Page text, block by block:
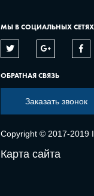
МЫ В СОЦИАЛЬНЫХ СЕТЯХ
ОБРАТНАЯ СВЯЗЬ
Заказать звонок
Copyright © 2017-2019
Карта сайта